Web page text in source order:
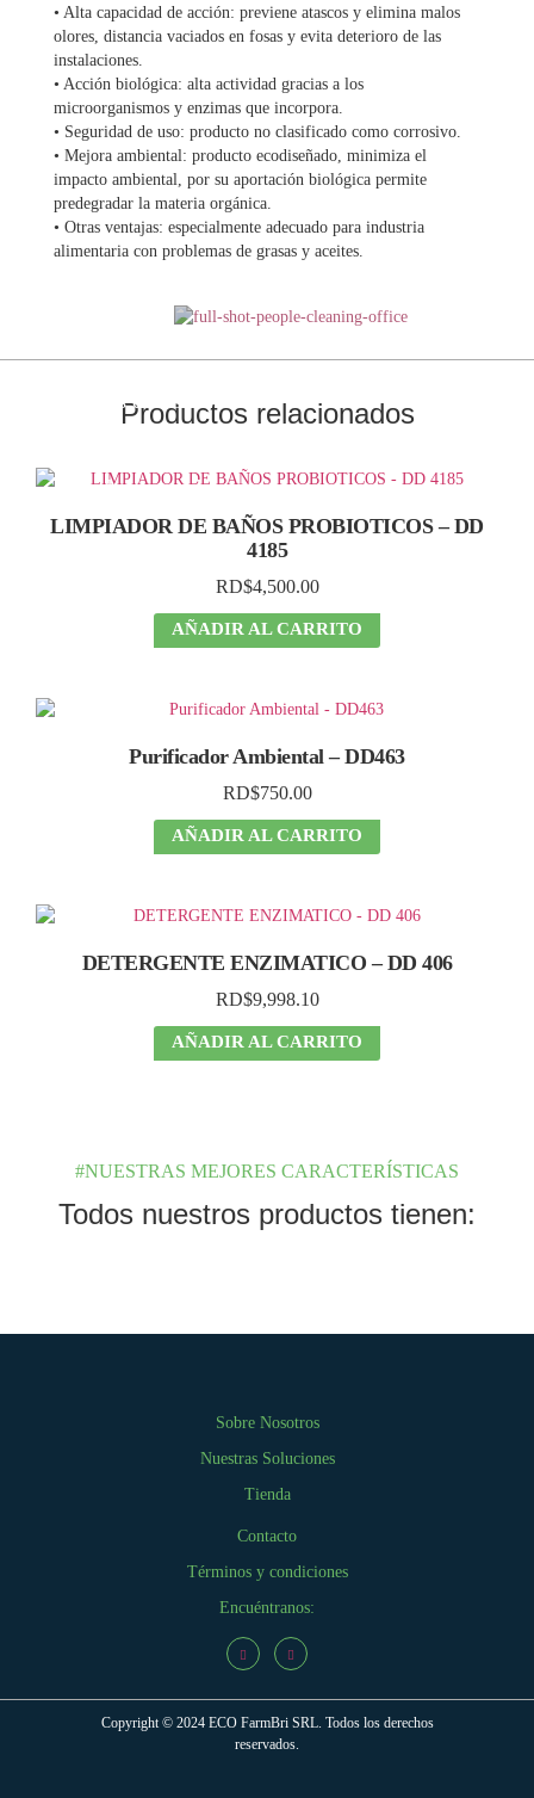
• Alta capacidad de acción: previene atascos y elimina malos
olores, distancia vaciados en fosas y evita deterioro de las
instalaciones.
• Acción biológica: alta actividad gracias a los
microorganismos y enzimas que incorpora.
• Seguridad de uso: producto no clasificado como corrosivo.
• Mejora ambiental: producto ecodiseñado, minimiza el
impacto ambiental, por su aportación biológica permite
predegradar la materia orgánica.
• Otras ventajas: especialmente adecuado para industria
alimentaria con problemas de grasas y aceites.
tus envases y
disfruta
descuentos!
Productos relacionados
LIMPIADOR DE BAÑOS PROBIOTICOS – DD
4185
RD$4,500.00
AÑADIR AL CARRITO
Purificador Ambiental – DD463
RD$750.00
AÑADIR AL CARRITO
DETERGENTE ENZIMATICO – DD 406
RD$9,998.10
AÑADIR AL CARRITO
#NUESTRAS MEJORES CARACTERÍSTICAS
Todos nuestros productos tienen:
Sobre Nosotros
Nuestras Soluciones
Tienda
Contacto
Términos y condiciones
Encuéntranos:
Copyright © 2024 ECO FarmBri SRL. Todos los derechos
reservados.